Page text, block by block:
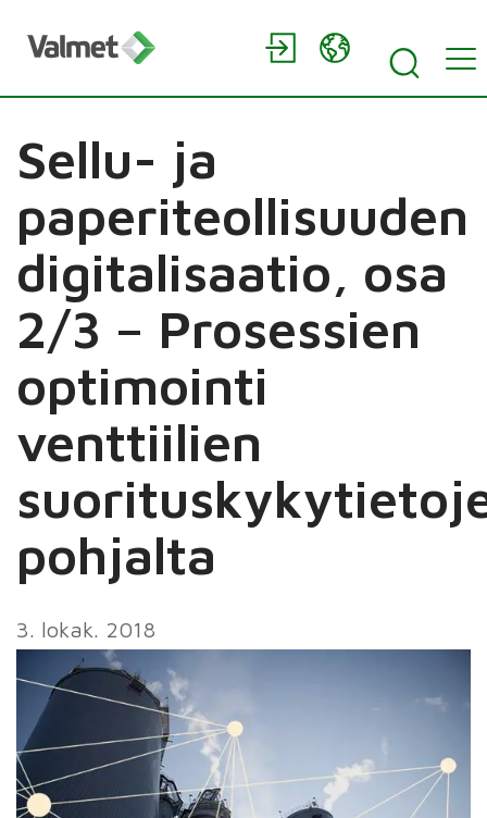
Sellu- ja
paperiteollisuuden
digitalisaatio, osa
2/3 – Prosessien
optimointi
venttiilien
pohjalta
3. lokak. 2018